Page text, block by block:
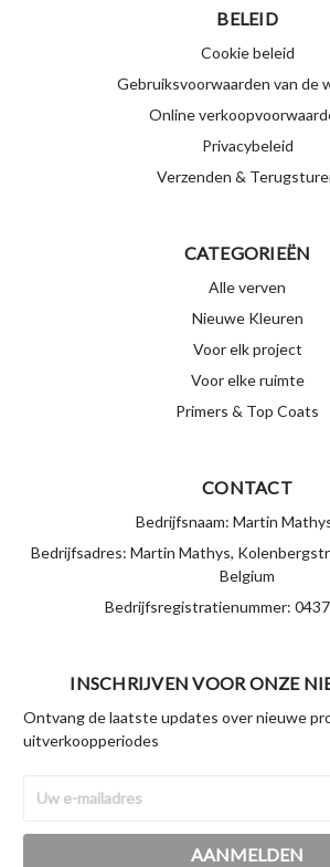
BELEID
Cookie beleid
Gebruiksvoorwaarden van de
Online
Privacybeleid
Verzenden &
CATEGORIEËN
Alle verven
Nieuwe Kleuren
Voor elk project
Voor elke ruimte
Primers & Top Coats
CONTACT
Bedrijfsnaam: Martin
Bedrijfsadres: Martin Mathys,
Belgium
Bedrijfsregistratienummer:
INSCHRIJVEN VOOR ONZE
Ontvang de laatste updates over nieuwe
uitverkoopperiodes
mailadres